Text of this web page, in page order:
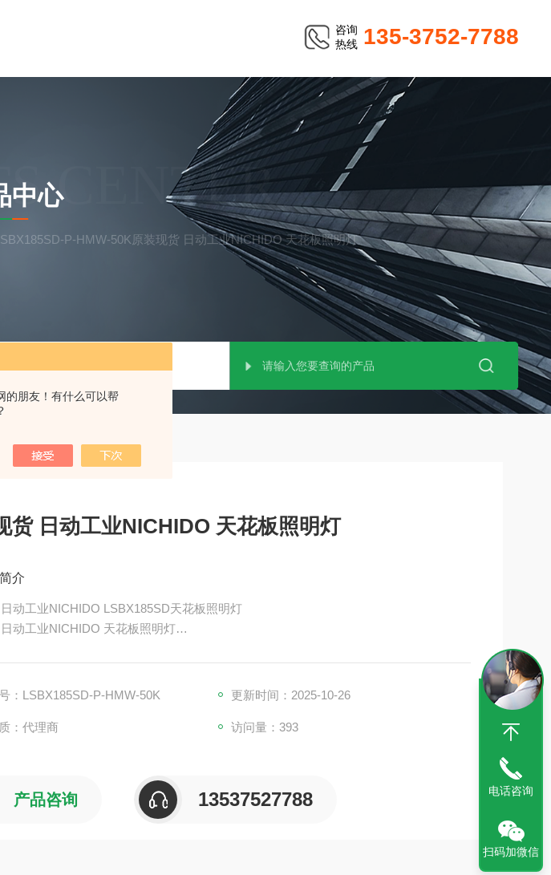
的朋友！有什么可以帮
咨询
热线 135-3752-7788
CENTER
中心
P-HMW-50K原装现货 日动工业NICHIDO 天花板照明灯
货 日动工业NICHIDO 天花板照明灯
介
动工业NICHIDO LSBX185SD天花板照明灯
动工业NICHIDO 天花板照明灯
、中、下三层，上、下层可分别改变角度。
1米，线尾未剪断。
：LSBX185SD-P-HMW-50K 更新时间：2025-10-26
：代理商 访问量：393
产品咨询 13537527788 电话咨询
扫码加微信